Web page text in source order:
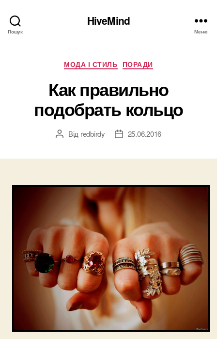
Пошук
HiveMind
Меню
Категорії
МОДА І СТИЛЬ ПОРАДИ
Как правильно
подобрать кольцо
Автор
Від redbirdy
Дата25.06.2016